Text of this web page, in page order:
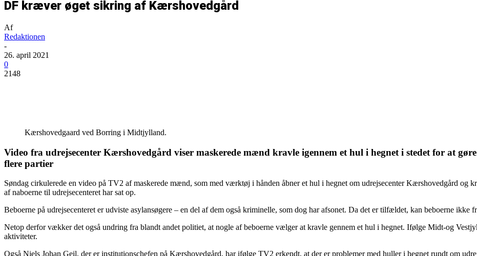
DF kræver øget sikring af Kærshovedgård
Af
Redaktionen
-
26. april 2021
0
2148
Kærshovedgaard ved Borring i Midtjylland.
Video fra udrejsecenter Kærshovedgård viser maskerede mænd kravle igennem et hul i hegnet i stedet for at
flere partier
Søndag cirkulerede en video på TV2 af maskerede mænd, som med værktøj i hånden åbner et hul i hegnet om udrejsecenter Kærshovedgård og
af naboerne til udrejsecenteret har sat op.
Beboerne på udrejsecenteret er udviste asylansøgere – en del af dem også kriminelle, som dog har afsonet. Da det er tilfældet, kan beboerne ikke
Netop derfor vækker det også undring fra blandt andet politiet, at nogle af beboerne vælger at kravle gennem et hul i hegnet. Ifølge Midt-og
aktiviteter.
Også Niels Johan Geil, der er institutionschefen på Kærshovedgård, har ifølge TV2 erkendt, at der er problemer med huller i hegnet rundt om